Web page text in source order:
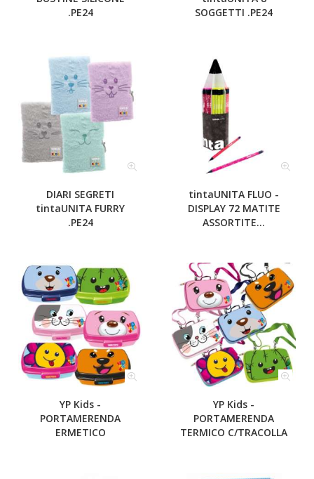
.PE24
SOGGETTI .PE24
DIARI SEGRETI
tintaUNITA FURRY
.PE24
tintaUNITA FLUO -
DISPLAY 72 MATITE
ASSORTITE...
YP Kids -
PORTAMERENDA
ERMETICO
YP Kids -
PORTAMERENDA
TERMICO C/TRACOLLA